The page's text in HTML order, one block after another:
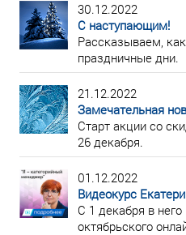
30.12.2022
С наступающим!
Рассказываем,
праздничные дни.
21.12.2022
Замечательная
Старт акции со
26 декабря.
01.12.2022
Видеокурс
С 1 декабря в
октябрьского